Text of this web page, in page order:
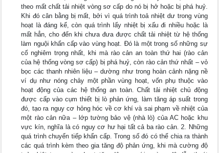
theo mất chất tải nhiệt vòng sơ cấp do nó bị hở hoặc bị phá huỷ.
Khi đó cân bằng bị mất, bởi vì quá trình toả nhiệt dư trong vùng
hoạt là đáng kể, còn quá trình lấy nhiệt bị xấu đi nhiều hoặc là
mất hẳn, cho đến khi chưa đưa được chất tải nhiệt từ hệ thống
làm nguội khẩn cấp vào vùng hoạt. Đó là một trong số những sự
cố nghiêm trọng nhất, khi mà rào cản an toàn thứ hai (rào cản
của hệ thống vòng sơ cấp) bị phá huỷ, còn rào cản thứ nhất – vỏ
bọc các thanh nhiên liệu – dường như trong hoàn cảnh nặng nề
ví dụ như nóng chảy một phần vùng hoạt, vốn phụ thuộc vào
hoạt động của các hệ thống an toàn. Chất tải nhiệt chủ động
được cấp vào cụm thiết bị lò phản ứng, làm tăng áp suất trong
đó, tạo ra nguy cơ hỏng hóc về cơ khí và sai phạm về nhiệt của
một rào cản nữa – lớp tường bảo vệ (nhà lò) của AC hoặc khu
vực kín, nghĩa là có nguy cơ hư hại tất cả ba rào cản. 2. Những
quá trình chuyển tiếp khẩn cấp. Trong số đó có thể chia ra thành
các quá trình kèm theo gia tăng độ phản ứng, khi mà cường độ